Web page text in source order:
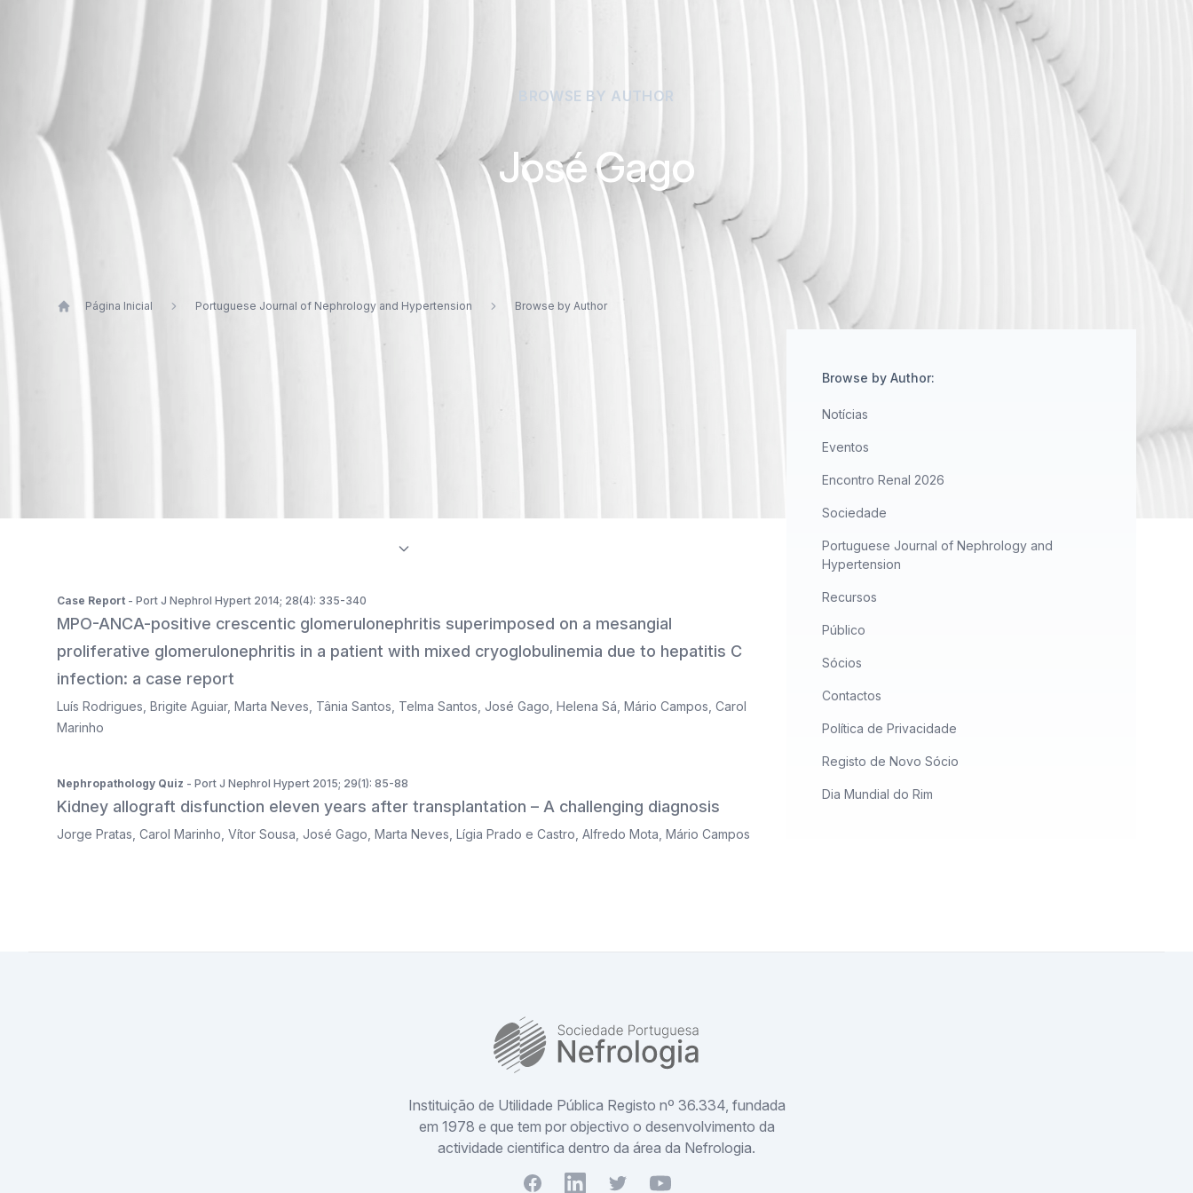
BROWSE BY AUTHOR
José Gago
Página Inicial Portuguese Journal of Nephrology and Hypertension Browse by Author
Publications by José Gago
Case Report - Port J Nephrol Hypert 2014; 28(4): 335-340
MPO-ANCA-positive crescentic glomerulonephritis superimposed on a mesangial
proliferative glomerulonephritis in a patient with mixed cryoglobulinemia due to hepatitis C
infection: a case report
Luís Rodrigues Brigite Aguiar, Marta Neves Tânia Santos Telma Santos José Gago Helena Sá Mário Campos Carol
Marinho
Nephropathology Quiz - Port J Nephrol Hypert 2015; 29(1): 85-88
Kidney allograft disfunction eleven years after transplantation – A challenging diagnosis
Jorge Pratas Carol Marinho Vítor Sousa José Gago Marta Neves Lígia Prado e Castro Alfredo Mota Mário Campos
Browse by Author:
Notícias
Eventos
Encontro Renal 2026
Sociedade
Portuguese Journal of Nephrology and
Hypertension
Recursos
Público
Sócios
Contactos
Política de Privacidade
Registo de Novo Sócio
Dia Mundial do Rim
Instituição de Utilidade Pública Registo nº 36.334, fundada
em 1978 e que tem por objectivo o desenvolvimento da
actividade cientifica dentro da área da Nefrologia.
FacebookYoutubeTwitterYoutube